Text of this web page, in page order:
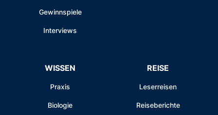
Gewinnspiele
Interviews
WISSEN
Praxis
Biologie
REISE
Leserreisen
Reiseberichte